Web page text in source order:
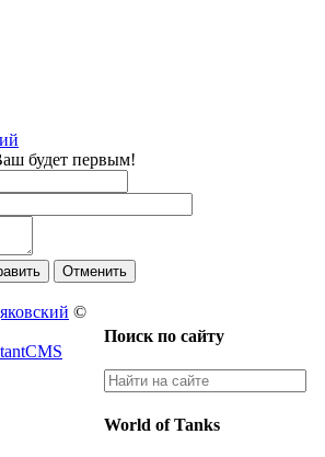
будет первым!
Отменить
Поиск по сайту
World of Tanks
©